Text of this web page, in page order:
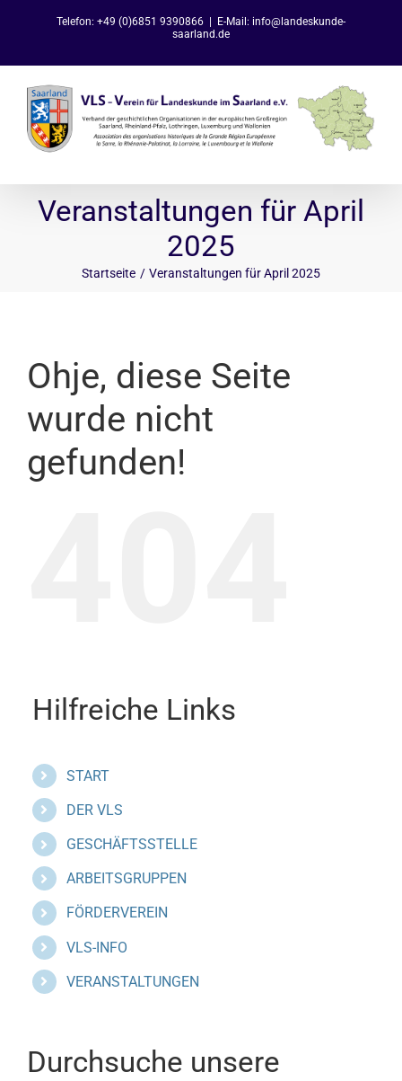
Telefon: +49 (0)6851 9390866
E-Mail: info@landeskunde-
saarland.de
Veranstaltungen für April
2025
Startseite Veranstaltungen für April 2025
Ohje, diese Seite
wurde nicht
gefunden!
Hilfreiche Links
START
DER VLS
GESCHÄFTSSTELLE
ARBEITSGRUPPEN
FÖRDERVEREIN
VLS-INFO
VERANSTALTUNGEN
Durchsuche unsere